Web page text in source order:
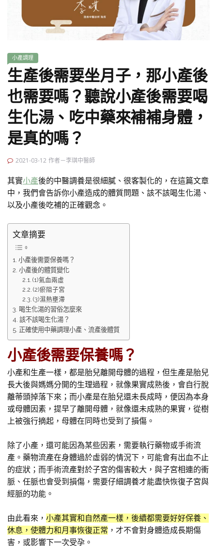
小產調理
生產後需要坐月子，那小產後
也需要嗎？聽說小產後需要喝
生化湯、吃中藥來補補身體，
是真的嗎？
2021-03-12 作者－李琪中醫師
其實小產後的中醫調養是很細膩、很客製化的，在這篇文章
中，我們會告訴你小產造成的體質問題、該不該喝生化湯、
以及小產後吃補的正確觀念。
文章摘要
小產後需要保養嗎？
小產後的體質變化
(1)氣血兩虛
(2)瘀阻子宮
(3)濕熱壅滯
喝生化湯的習俗怎麼來
該不該喝生化湯？
正確使用中藥調理小產、流產後體質
小產後需要保養嗎？
小產和生產一樣，都是胎兒離開母體的過程，但生產是胎兒
長大後與媽媽分開的生理過程，就像果實成熟後，會自行脫
離蒂頭掉落下來；而小產是在胎兒還未長成時，便因為本身
或母體因素，提早了離開母體，就像還未成熟的果實，從樹
上被強行摘起，母體在同時也受到了損傷。
除了小產，還可能因為某些因素，需要執行藥物或手術流
產。藥物流產在身體過於虛弱的情況下，可能會有出血不止
的症狀；而手術流產對於子宮的傷害較大，與子宮相連的衝
脈、任脈也會受到損傷，需要仔細調養才能盡快恢復子宮與
經脈的功能。
由此看來， 小產其實和自然產一樣，後續都需要好好保養、
休息，使體力和月事恢復正常 ，才不會對身體造成長期傷
害，或影響下一次受孕。